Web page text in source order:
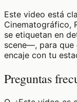
Este video está
Cinematográfico,
se etiquetan en
scene—, para que
encaje con tu
Preguntas